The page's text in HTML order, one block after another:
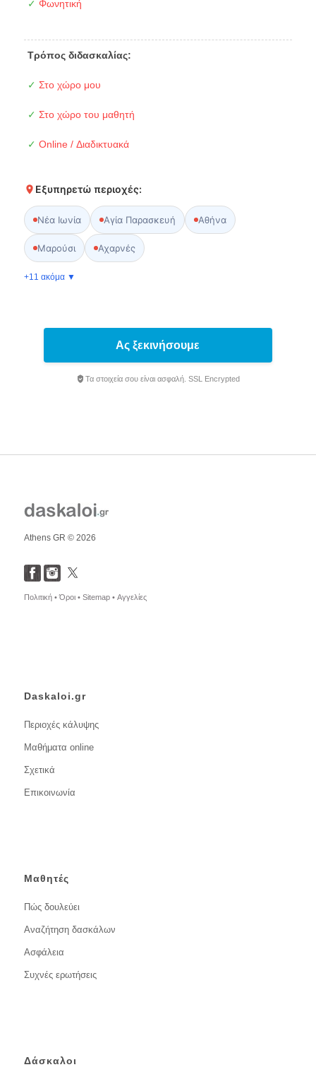
✓ Φωνητική
Τρόπος διδασκαλίας:
✓ Στο χώρο μου
✓ Στο χώρο του μαθητή
✓ Online / Διαδικτυακά
Εξυπηρετώ περιοχές:
Νέα Ιωνία Αγία Παρασκευή Αθήνα
Μαρούσι Αχαρνές
+11 ακόμα ▼
Ας ξεκινήσουμε
Τα στοιχεία σου είναι ασφαλή. SSL Encrypted
Athens GR © 2026
Πολιτική •Όροι • Sitemap • Αγγελίες
Daskaloi.gr
Περιοχές κάλυψης
Μαθήματα online
Σχετικά
Επικοινωνία
Μαθητές
Πώς δουλεύει
Αναζήτηση δασκάλων
Ασφάλεια
Συχνές ερωτήσεις
Δάσκαλοι